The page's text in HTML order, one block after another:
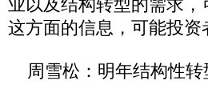
业以及结构转型的需求
这方面的信息，可能投资
周雪松：明年结构性转